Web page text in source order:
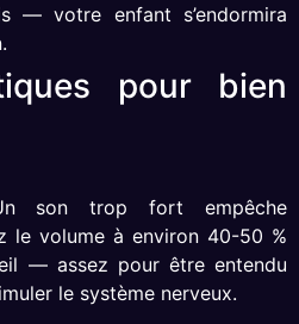
— votre enfant s’endormira
pour bien
son trop fort empêche
le volume à environ 40-50 %
— assez pour être entendu
le système nerveux.